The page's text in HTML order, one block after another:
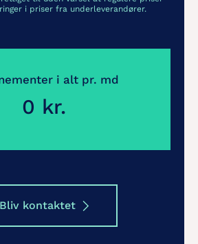
i priser fra underleverandører.
i alt pr. md
0 kr.
Bliv kontaktet